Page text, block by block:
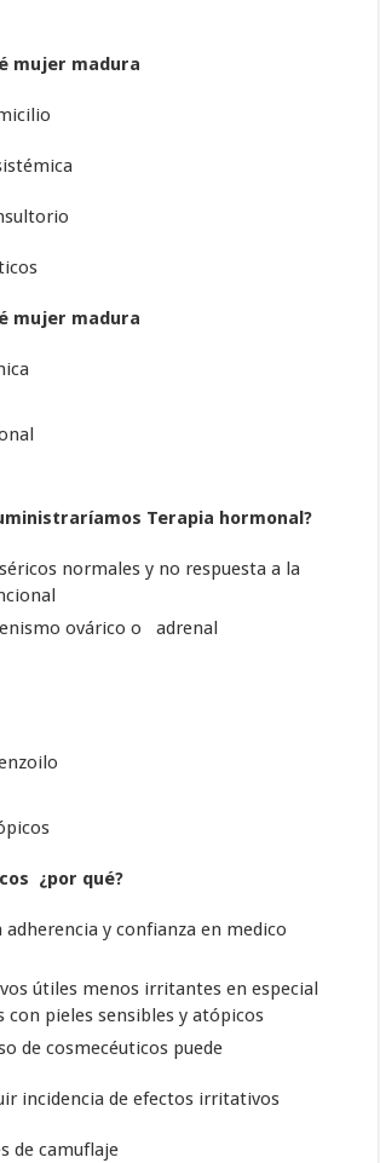
mujer madura
mujer madura
Terapia hormonal?
normales y no respuesta a la
ovárico o adrenal
¿por qué?
adherencia y confianza en medico
útiles menos irritantes en especial
con pieles sensibles y atópicos
de cosmecéuticos puede
de efectos irritativos
camuflaje